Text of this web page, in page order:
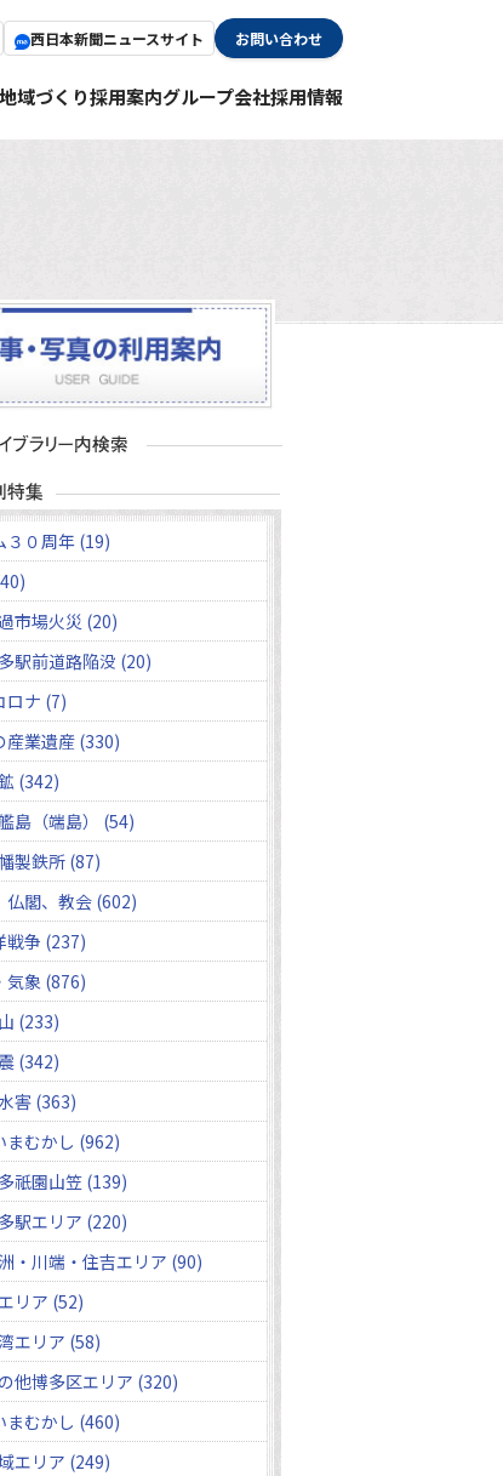
西日本新聞ニュースサイト お問い合わせ
域づくり採用案内グループ会社採用情報
３０周年 (19)
市場火災 (20)
駅前道路陥没 (20)
ロナ (7)
産業遺産 (330)
(342)
島（端島） (54)
製鉄所 (87)
仏閣、教会 (602)
戦争 (237)
気象 (876)
(233)
(342)
害 (363)
まむかし (962)
祇園山笠 (139)
駅エリア (220)
・川端・住吉エリア (90)
リア (52)
エリア (58)
他博多区エリア (320)
まむかし (460)
エリア (249)